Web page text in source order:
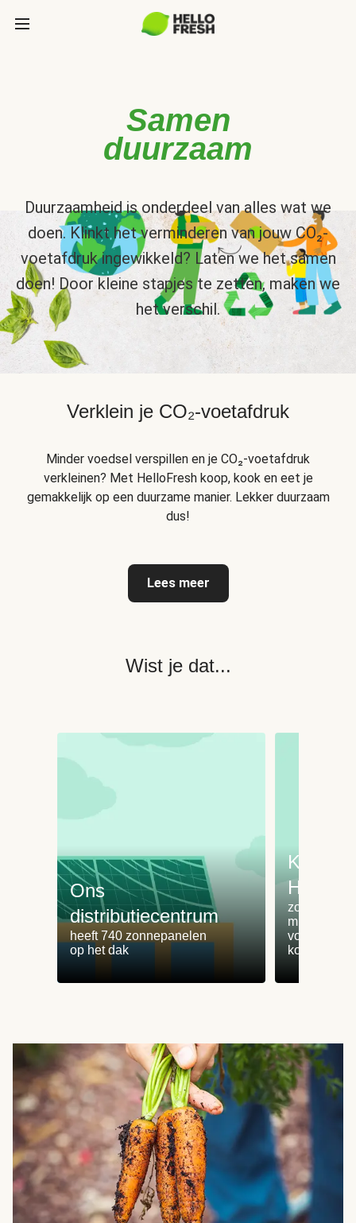
Samen
duurzaam
Duurzaamheid is onderdeel van alles wat we
doen. Klinkt het verminderen van jouw CO₂-
voetafdruk ingewikkeld? Laten we het samen
doen! Door kleine stapjes te zetten, maken we
het verschil.
Verklein je CO₂-voetafdruk
Minder voedsel verspillen en je CO₂-voetafdruk
verkleinen? Met HelloFresh koop, kook en eet je
gemakkelijk op een duurzame manier. Lekker duurzaam
dus!
Lees meer
Wist je dat...
Ons
distributiecentrum
heeft 740 zonnepanelen
op het dak
Koken
zorgt voor
minder
koken